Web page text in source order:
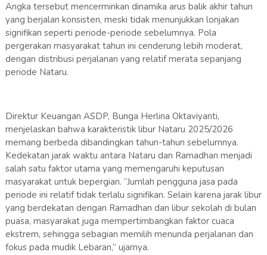
Angka tersebut mencerminkan dinamika arus balik akhir tahun
yang berjalan konsisten, meski tidak menunjukkan lonjakan
signifikan seperti periode-periode sebelumnya. Pola
pergerakan masyarakat tahun ini cenderung lebih moderat,
dengan distribusi perjalanan yang relatif merata sepanjang
periode Nataru.
Direktur Keuangan ASDP, Bunga Herlina Oktaviyanti,
menjelaskan bahwa karakteristik libur Nataru 2025/2026
memang berbeda dibandingkan tahun-tahun sebelumnya.
Kedekatan jarak waktu antara Nataru dan Ramadhan menjadi
salah satu faktor utama yang memengaruhi keputusan
masyarakat untuk bepergian. “Jumlah pengguna jasa pada
periode ini relatif tidak terlalu signifikan. Selain karena jarak libur
yang berdekatan dengan Ramadhan dan libur sekolah di bulan
puasa, masyarakat juga mempertimbangkan faktor cuaca
ekstrem, sehingga sebagian memilih menunda perjalanan dan
fokus pada mudik Lebaran,” ujarnya.